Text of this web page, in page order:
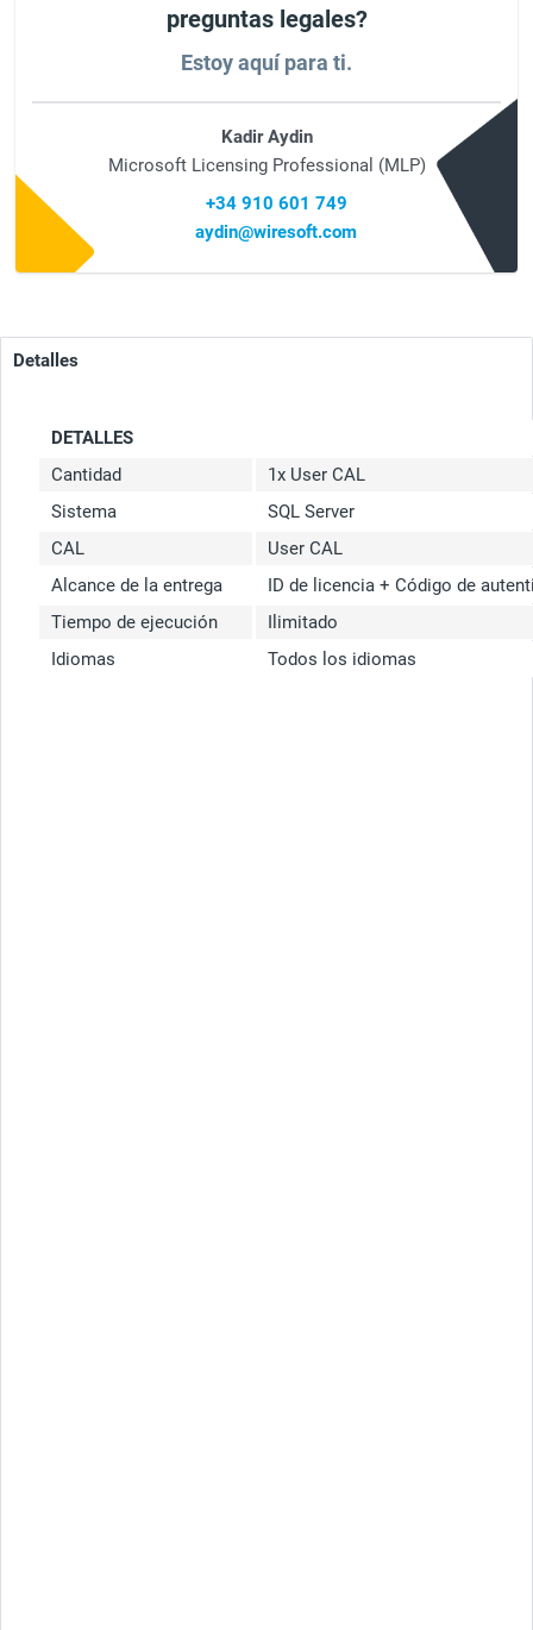
preguntas legales?
Estoy aquí para ti.
Kadir Aydin
Microsoft Licensing Professional (MLP)
+34 910 601 749
aydin@wiresoft.com
Detalles
DETALLES
Cantidad
1x User CAL
Sistema
SQL Server
CAL
User CAL
Alcance de la entrega
ID de licencia + Código de
Tiempo de ejecución
Ilimitado
Idiomas
Todos los idiomas